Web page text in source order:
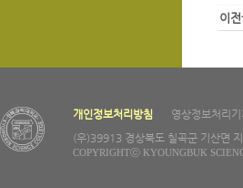
이
개인정보처리방침 영상정보처리
(우)39913 경상북도 칠곡군 기산면
COPYRIGHTⓒ KYOUNGBUK